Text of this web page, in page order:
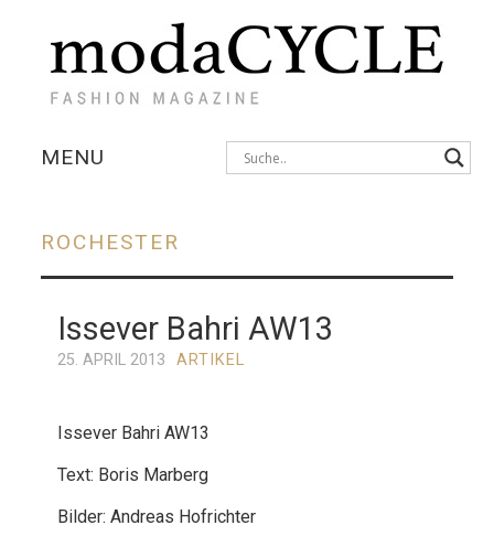
MENU
FOTOSTRECKEN
ROCHESTER
Issever Bahri AW13
25. APRIL 2013 ARTIKEL
Issever Bahri AW13
Text: Boris Marberg
Bilder: Andreas Hofrichter